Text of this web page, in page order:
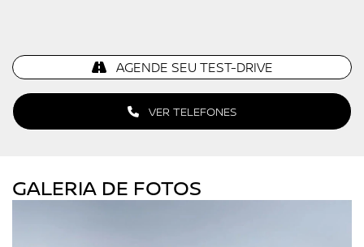
VER TELEFONES
AGENDE SEU TEST-DRIVE
GALERIA DE FOTOS